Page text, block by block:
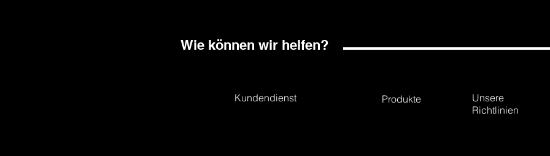
Wie können wir helfen?
Kundendienst Produkte
Unsere
Richtlinien